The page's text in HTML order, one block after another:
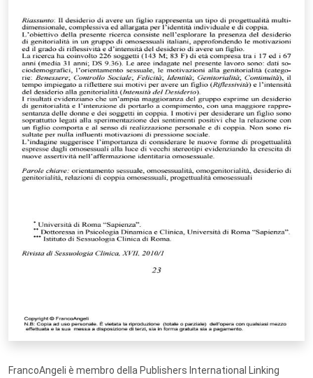
FrancoAngeli è membro della Publishers International Linking